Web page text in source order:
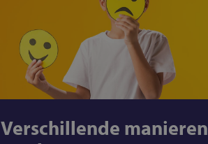
Verschillende manieren